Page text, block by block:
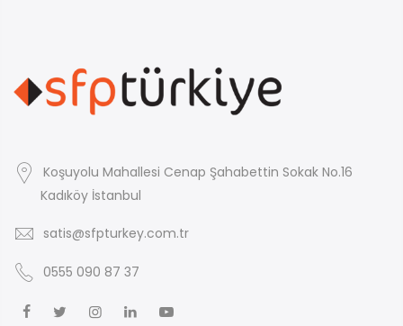
Koşuyolu Mahallesi Cenap Şahabettin Sokak No.16
Kadıköy İstanbul
satis@sfpturkey.com.tr
0555 090 87 37